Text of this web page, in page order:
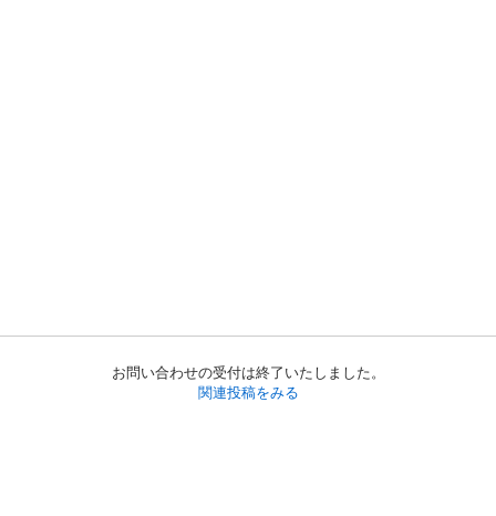
お問い合わせの受付は終了いたしました。
関連投稿をみる